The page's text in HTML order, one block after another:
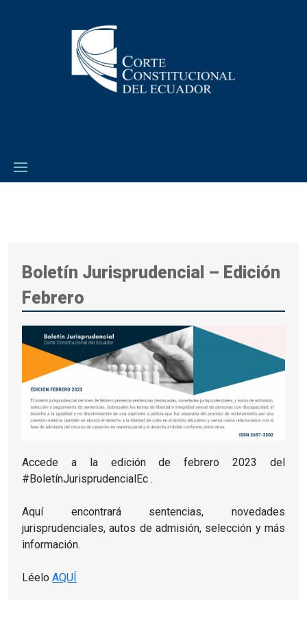
Boletín Jurisprudencial – Edición
Febrero
Accede a la ediciónde febrero 2023 del
#BoletínJurisprudencialEc .
Aquí encontrará sentencias, novedades
jurisprudenciales, autos de admisión, selección y más
información.
Léelo AQUÍ